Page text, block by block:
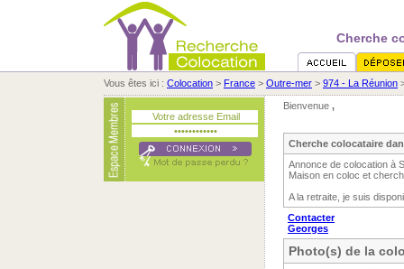
Cherche
Vous êtes ici : Colocation > France > Outre-mer > 974 - La Réunion
Bienvenue ,
Cherche colocataire
Annonce de colocation à
Maison en coloc et
A la retraite, je suis
Contacter
Georges
Photo(s) de la